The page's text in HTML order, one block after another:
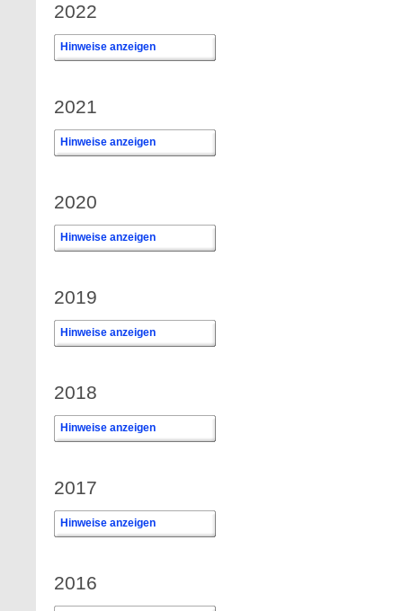
2022
Hinweise anzeigen
2021
Hinweise anzeigen
2020
Hinweise anzeigen
2019
Hinweise anzeigen
2018
Hinweise anzeigen
2017
Hinweise anzeigen
2016